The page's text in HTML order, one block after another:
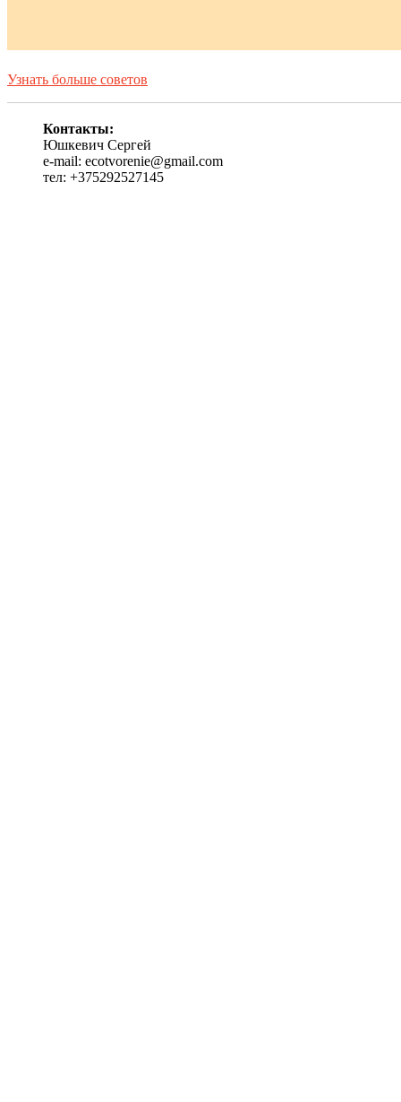
Узнать больше советов
Контакты:
Юшкевич Сергей
e-mail: ecotvorenie@gmail.com
тел: +375292527145